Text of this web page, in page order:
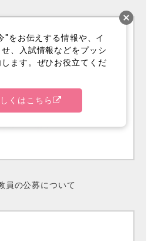
員の公募について
"をお伝えする情報や、イ
、入試情報などをプッシ
します。ぜひお役立てくだ
くはこちら